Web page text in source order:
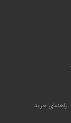
راهنمای خرید